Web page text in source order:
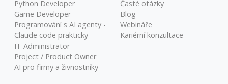
Python Developer
Game Developer
Programování s AI agenty -
Claude code prakticky
IT Administrator
Project / Product Owner
AI pro firmy a živnostníky
Časté otázky
Blog
Webináře
Kariérní konzultace